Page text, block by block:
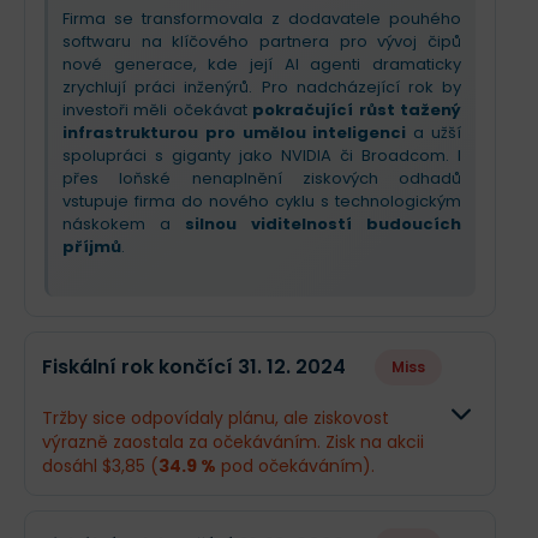
Firma se transformovala z dodavatele pouhého
softwaru na klíčového partnera pro vývoj čipů
nové generace, kde její AI agenti dramaticky
zrychlují práci inženýrů. Pro nadcházející rok by
investoři měli očekávat pokračující růst tažený
infrastrukturou pro umělou inteligenci a užší
spolupráci s giganty jako NVIDIA či Broadcom. I
přes loňské nenaplnění ziskových odhadů
vstupuje firma do nového cyklu s technologickým
náskokem a silnou viditelností budoucích
příjmů.
Fiskální rok končící 31. 12. 2024 Miss
Tržby sice odpovídaly plánu, ale ziskovost
výrazně zaostala za očekáváním. Zisk na akcii
dosáhl $3,85 (34.9 % pod očekáváním).